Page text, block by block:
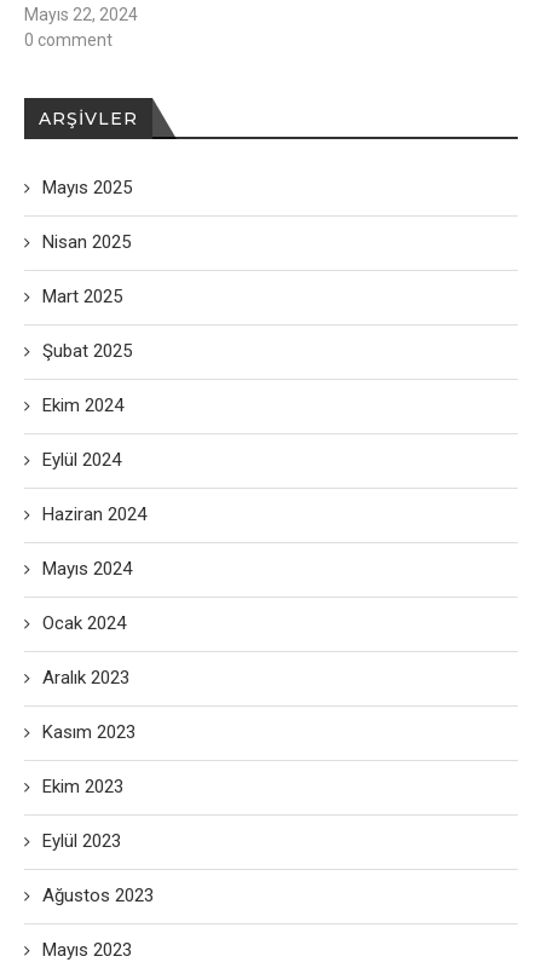
Mayıs 22, 2024
0 comment
ARŞIVLER
Mayıs 2025
Nisan 2025
Mart 2025
Şubat 2025
Ekim 2024
Eylül 2024
Haziran 2024
Mayıs 2024
Ocak 2024
Aralık 2023
Kasım 2023
Ekim 2023
Eylül 2023
Ağustos 2023
Mayıs 2023